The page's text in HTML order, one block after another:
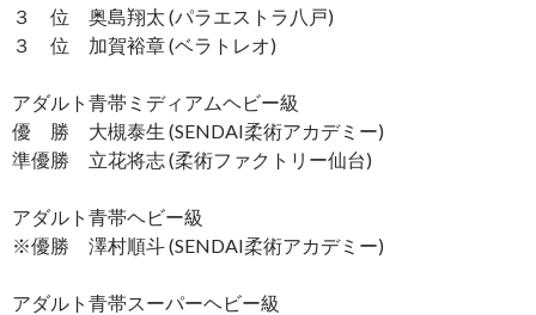
３ 位 奥島翔太 (パラエストラ八戸)
３ 位 加賀裕章 (ベラトレオ)
アダルト青帯ミディアムヘビー級
優 勝 大槻泰生 (SENDAI柔術アカデミー)
準優勝 立花将志 (柔術ファクトリー仙台)
アダルト青帯ヘビー級
※優勝 澤村順斗 (SENDAI柔術アカデミー)
アダルト青帯スーパーヘビー級